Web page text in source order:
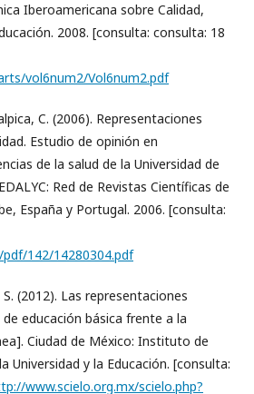
Iberoamericana sobre Calidad,
2008. [consulta: consulta: 18
vol6num2/Vol6num2.pdf
C. (2006). Representaciones
Estudio de opinión en
de la salud de la Universidad de
Red de Revistas Científicas de
España y Portugal. 2006. [consulta:
142/14280304.pdf
(2012). Las representaciones
educación básica frente a la
Ciudad de México: Instituto de
Universidad y la Educación. [consulta:
www.scielo.org.mx/scielo.php?